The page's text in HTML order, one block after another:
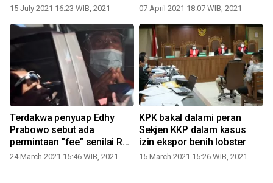
15 July 2021 16:23 WIB, 2021 07 April 2021 18:07 WIB, 2021
Terdakwa penyuap Edhy
Prabowo sebut ada
permintaan "fee" senilai Rp5
miliar
24 March 2021 15:46 WIB, 2021
KPK bakal dalami peran
Sekjen KKP dalam kasus
izin ekspor benih lobster
15 March 2021 15:26 WIB, 2021